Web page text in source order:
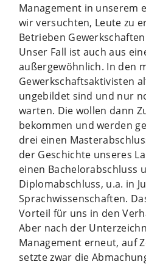
Management in unserem
wir versuchten, Leute zu
Betrieben
Unser Fall ist auch aus
außergewöhnlich. In den
Gewerkschaftsaktivisten
ungebildet sind und nur
warten. Die wollen dann
bekommen und werden
drei einen
der Geschichte unseres
einen Bachelorabschluss
Diplomabschluss, u.a. in
Sprachwissenschaften.
Vorteil für uns in den
Aber nach der
Management erneut, auf
setzte zwar die